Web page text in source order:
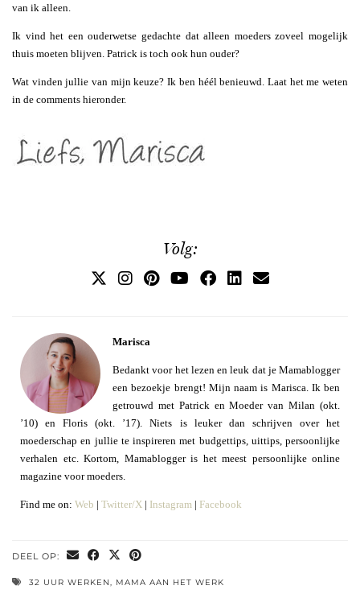
van ik alleen.
Ik vind het een ouderwetse gedachte dat alleen moeders zoveel mogelijk
thuis moeten blijven. Patrick is toch ook hun ouder?
Wat vinden jullie van mijn keuze? Ik ben héél benieuwd. Laat het me weten
in de comments hieronder.
Volg:
Marisca
Bedankt voor het lezen en leuk dat je Mamablogger
een bezoekje brengt! Mijn naam is Marisca. Ik ben
getrouwd met Patrick en Moeder van Milan (okt.
’10) en Floris (okt. ’17). Niets is leuker dan schrijven over het
moederschap en jullie te inspireren met budgettips, uittips, persoonlijke
verhalen etc. Kortom, Mamablogger is het meest persoonlijke online
magazine voor moeders.
Find me on: Web | Twitter/X | Instagram | Facebook
DEEL OP:
32 UUR WERKEN, MAMA AAN HET WERK